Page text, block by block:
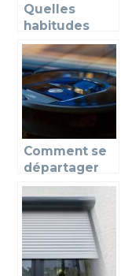
Quelles
habitudes
instaurées
pour
renforcer la
cohésion dans
la famille ?
Comment se
départager
efficacement
les tâches
ménagères ?